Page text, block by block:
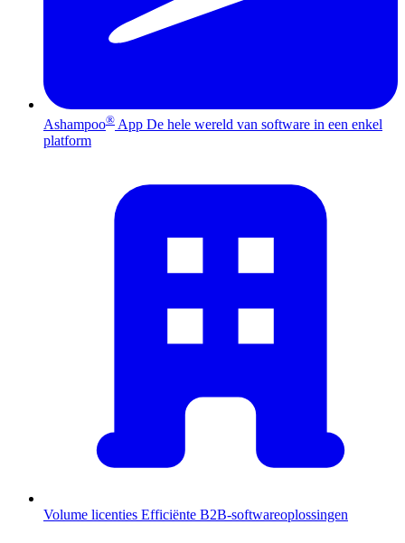
Ashampoo® App De hele wereld van software in een enkel
platform
Volume licenties Efficiënte B2B-softwareoplossingen